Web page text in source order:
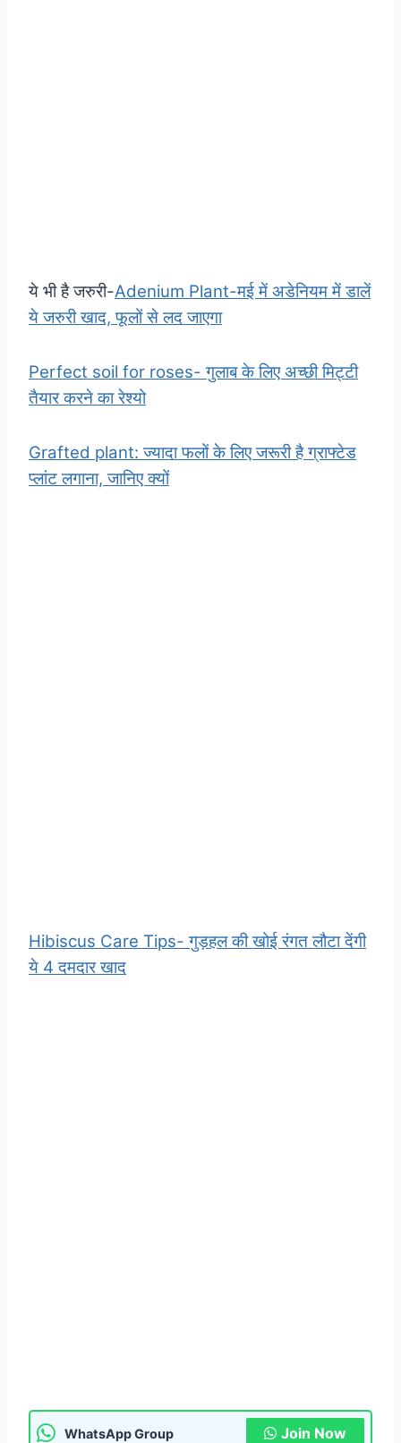
ये भी है जरुरी-Adenium Plant-मई में अडेनियम में डालें
ये जरुरी खाद, फूलों से लद जाएगा
Perfect soil for roses- गुलाब के लिए अच्छी मिट्टी
तैयार करने का रेश्यो
Grafted plant: ज्यादा फलों के लिए जरूरी है ग्राफ्टेड
प्लांट लगाना, जानिए क्यों
Hibiscus Care Tips- गुड़हल की खोई रंगत लौटा देंगी
ये 4 दमदार खाद
WhatsApp Group Join Now